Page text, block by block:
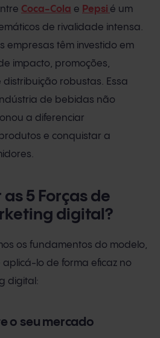
Coca-Cola e Pepsi é um
de rivalidade intensa.
empresas têm investido em
impacto, promoções,
robustas. Essa
de bebidas não
a diferenciar
e conquistar a
5 Forças de
digital?
os fundamentos do modelo,
lo de forma eficaz no
digital:
o seu mercado